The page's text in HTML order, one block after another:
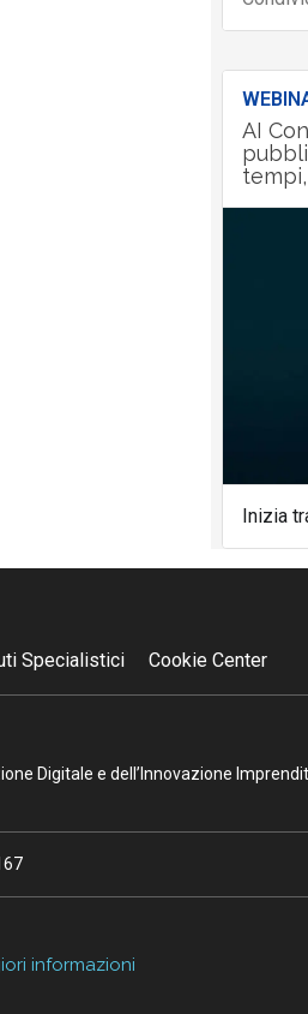
AI
Inizia
Specialistici Cookie Center
Digitale e dell’Innovazione
informazioni